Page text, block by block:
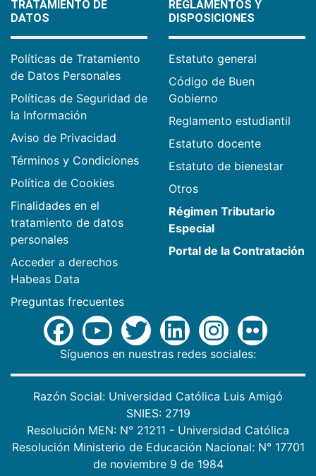
TRATAMIENTO DE
DATOS
Políticas de Tratamiento
de Datos Personales
Políticas de Seguridad de
la Información
Aviso de Privacidad
Términos y Condiciones
Política de Cookies
Finalidades en el
tratamiento de datos
personales
Acceder a derechos
Habeas Data
Preguntas frecuentes
REGLAMENTOS Y
DISPOSICIONES
Estatuto general
Código de Buen
Gobierno
Reglamento estudiantil
Estatuto docente
Estatuto de bienestar
Otros
Régimen Tributario
Especial
Portal de la Contratación
Síguenos en nuestras redes sociales:
Razón Social: Universidad Católica Luis Amigó
SNIES: 2719
Resolución MEN: N° 21211 - Universidad Católica
Resolución Ministerio de Educación Nacional: N° 17701
de noviembre 9 de 1984